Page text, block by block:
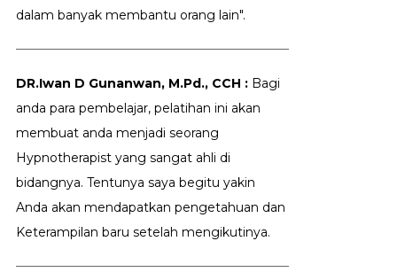
dalam banyak membantu orang lain".
DR.Iwan D Gunanwan, M.Pd., CCH : Bagi
anda para pembelajar, pelatihan ini akan
membuat anda menjadi seorang
Hypnotherapist yang sangat ahli di
bidangnya. Tentunya saya begitu yakin
Anda akan mendapatkan pengetahuan dan
Keterampilan baru setelah mengikutinya.